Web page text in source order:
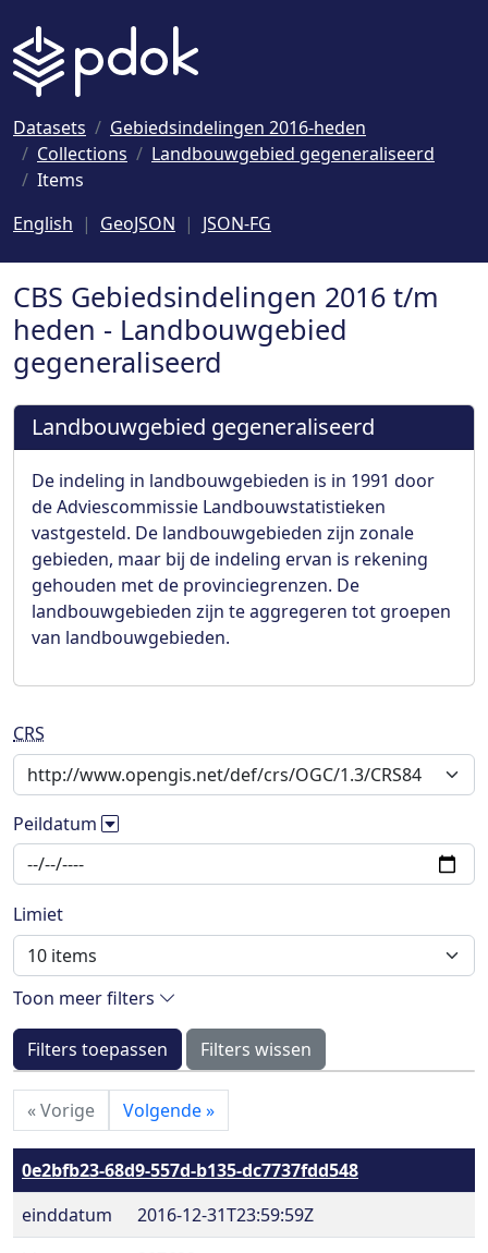
Datasets
Gebiedsindelingen 2016-heden
Collections
Landbouwgebied gegeneraliseerd
Items
English
GeoJSON JSON-FG
CBS Gebiedsindelingen 2016 t/m
heden - Landbouwgebied
gegeneraliseerd
Landbouwgebied gegeneraliseerd
De indeling in landbouwgebieden is in 1991 door
de Adviescommissie Landbouwstatistieken
vastgesteld. De landbouwgebieden zijn zonale
gebieden, maar bij de indeling ervan is rekening
gehouden met de provinciegrenzen. De
landbouwgebieden zijn te aggregeren tot groepen
van landbouwgebieden.
CRS
Peildatum
Limiet
Toon meer filters
Filters toepassen Filters wissen
«Vorige Volgende»
0e2bfb23-68d9-557d-b135-dc7737fdd548
einddatum
2016-12-31T23:59:59Z